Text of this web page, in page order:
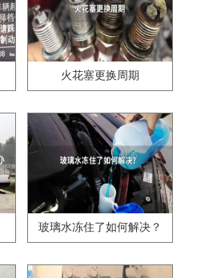
火花塞更换周期
玻璃水冻住了如何解决？